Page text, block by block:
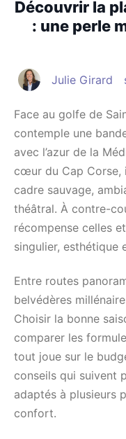
Découvrir la
: une perle
Julie Girard
Face au golfe de
contemple une
avec l’azur de la
cœur du Cap Corse,
cadre sauvage,
théâtral. À contre-
récompense celles
singulier, esthétique
Entre routes
belvédères
Choisir la bonne
comparer les
tout joue sur le
conseils qui suivent
adaptés à plusieurs
confort.